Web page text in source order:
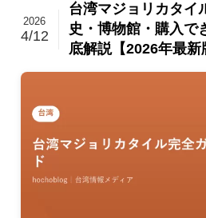
台湾マジョリカタイ
史・博物館・購入で
底解説【2026年最新
2026
4/12